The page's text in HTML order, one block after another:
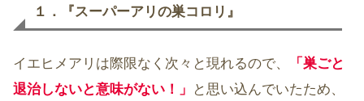
１．『スーパーアリの巣コロリ』
イエヒメアリは際限なく次々と現れるので、
「巣ごと
退治しないと意味がない！」
と思い込んでいたため、